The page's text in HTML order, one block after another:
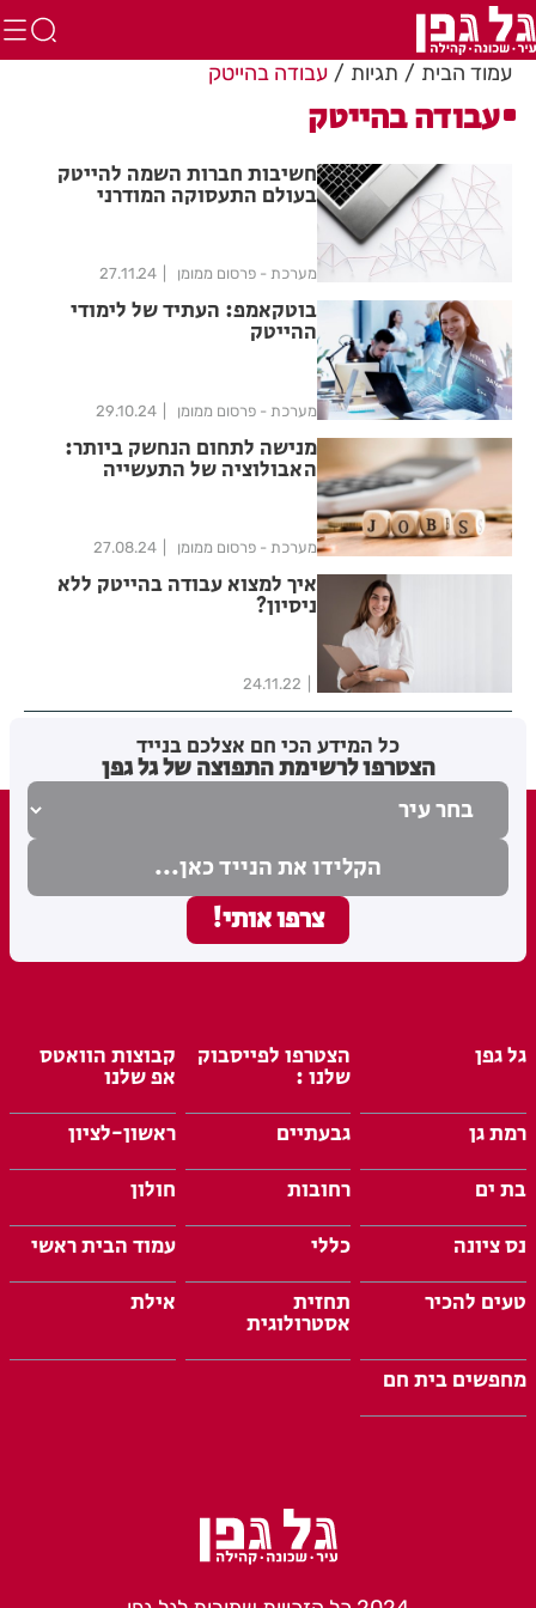
עמוד הבית תגיות עבודה בהייטק
עבודה בהייטק
חשיבות חברות השמה להייטק
בעולם התעסוקה המודרני
מערכת - פרסום ממומן 27.11.24
בוטקאמפ: העתיד של לימודי
ההייטק
מערכת - פרסום ממומן 29.10.24
מנישה לתחום הנחשק ביותר:
האבולוציה של התעשייה
מערכת - פרסום ממומן 27.08.24
איך למצוא עבודה בהייטק ללא
ניסיון?
24.11.22
כל המידע הכי חם אצלכם בנייד
הצטרפו לרשימת התפוצה של גל גפן
גל גפן הצטרפו לפייסבוק
שלנו :
קבוצות הוואטס
אפ שלנו
רמת גן
גבעתיים
ראשון-לציון
בת ים
רחובות
חולון
נס ציונה
כללי
עמוד הבית ראשי
טעים להכיר
תחזית
אסטרולוגית
אילת
מחפשים בית חם